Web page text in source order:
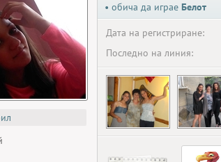
• обича да играе Белот
Дата на регистриране:
Последно на линия: